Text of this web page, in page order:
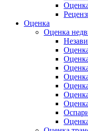
Оценка
Оценка